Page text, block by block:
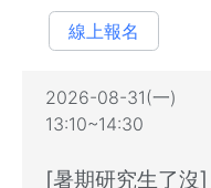
線上報名
2026-08-31(一)
13:10~14:30
[暑期研究生了沒]